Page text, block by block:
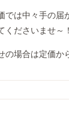
では中々手の
くださいませ～！
の場合は定価か